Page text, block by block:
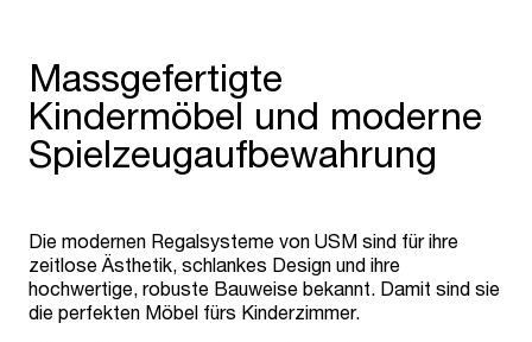
Massgefertigte
Kindermöbel und moderne
Spielzeugaufbewahrung
Die modernen Regalsysteme von USM sind für ihre
zeitlose Ästhetik, schlankes Design und ihre
hochwertige, robuste Bauweise bekannt. Damit sind sie
die perfekten Möbel fürs Kinderzimmer.